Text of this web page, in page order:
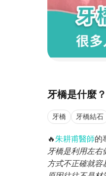
牙橋是什麼
牙橋 牙橋結石
🔥朱耕甫醫師的
牙橋是利用左
方式不正確就